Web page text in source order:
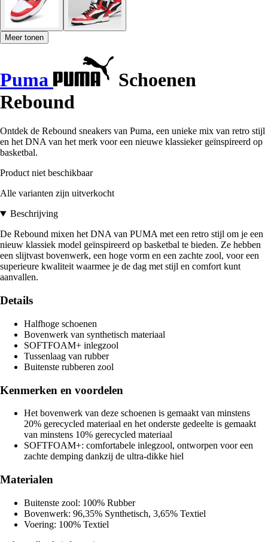
Meer tonen
Puma
Schoenen
Rebound
Ontdek de Rebound sneakers van Puma, een unieke mix van retro stijl
en het DNA van het merk voor een nieuwe klassieker geïnspireerd op
basketbal.
Product niet beschikbaar
Alle varianten zijn uitverkocht
Beschrijving
De Rebound mixen het DNA van PUMA met een retro stijl om je een
nieuw klassiek model geïnspireerd op basketbal te bieden. Ze hebben
een slijtvast bovenwerk, een hoge vorm en een zachte zool, voor een
superieure kwaliteit waarmee je de dag met stijl en comfort kunt
aanvallen.
Details
Halfhoge schoenen
Bovenwerk van synthetisch materiaal
SOFTFOAM+ inlegzool
Tussenlaag van rubber
Buitenste rubberen zool
Kenmerken en voordelen
Het bovenwerk van deze schoenen is gemaakt van minstens
20% gerecycled materiaal en het onderste gedeelte is gemaakt
van minstens 10% gerecycled materiaal
SOFTFOAM+: comfortabele inlegzool, ontworpen voor een
zachte demping dankzij de ultra-dikke hiel
Materialen
Buitenste zool: 100% Rubber
Bovenwerk: 96,35% Synthetisch, 3,65% Textiel
Voering: 100% Textiel